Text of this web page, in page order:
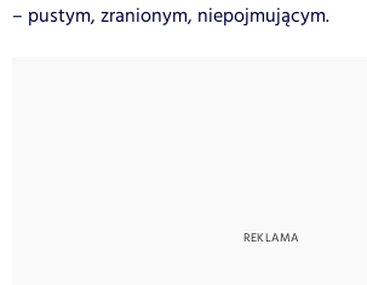
– pustym, zranionym, niepojmującym.